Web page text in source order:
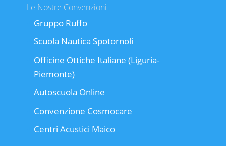
Le Nostre Convenzioni
Gruppo Ruffo
Scuola Nautica Spotornoli
Officine Ottiche Italiane (Liguria-
Piemonte)
Autoscuola Online
Convenzione Cosmocare
Centri Acustici Maico